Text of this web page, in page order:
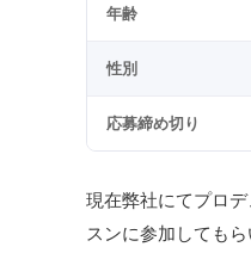
年齢
性別
応募締め切り
現在弊社にてプロ
スンに参加しても